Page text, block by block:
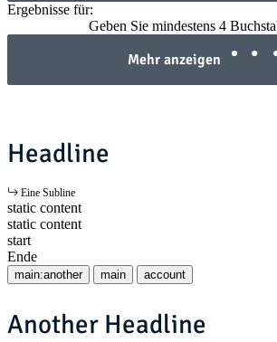
Ergebnisse für:
Geben Sie mindestens 4
Mehr anzeigen
Headline
Eine Subline
static content
static content
start
Ende
main:another main account
Another Headline